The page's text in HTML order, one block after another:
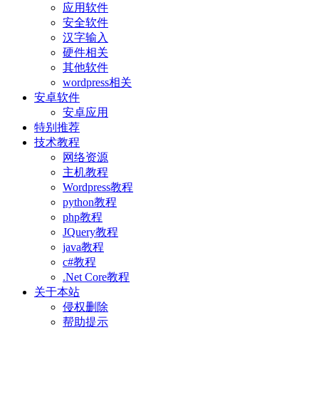
应用软件
安全软件
汉字输入
硬件相关
其他软件
wordpress相关
安卓软件
安卓应用
特别推荐
技术教程
网络资源
主机教程
Wordpress教程
python教程
php教程
JQuery教程
java教程
c#教程
.Net Core教程
关于本站
侵权删除
帮助提示